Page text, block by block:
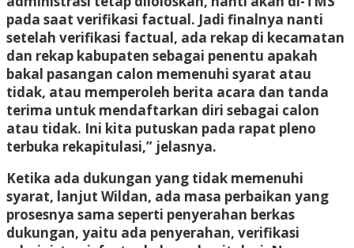
pada saat verifikasi factual. Jadi finalnya nanti
setelah verifikasi factual, ada rekap di kecamatan
dan rekap kabupaten sebagai penentu apakah
bakal pasangan calon memenuhi syarat atau
tidak, atau memperoleh berita acara dan tanda
terima untuk mendaftarkan diri sebagai calon
atau tidak. Ini kita putuskan pada rapat pleno
terbuka rekapitulasi,” jelasnya.
Ketika ada dukungan yang tidak memenuhi
syarat, lanjut Wildan, ada masa perbaikan yang
prosesnya sama seperti penyerahan berkas
dukungan, yaitu ada penyerahan, verifikasi